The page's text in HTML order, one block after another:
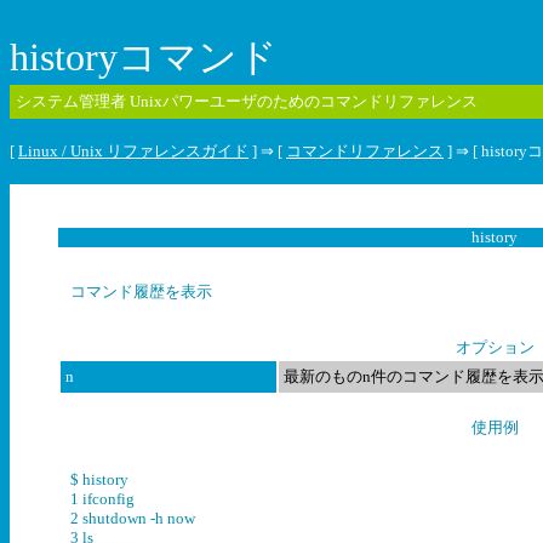
historyコマンド
システム管理者 Unixパワーユーザのためのコマンドリファレンス
[ Linux / Unix リファレンスガイド ] ⇒ [ コマンドリファレンス ] ⇒ [ history
history
コマンド履歴を表示
オプション
n
最新のものn件のコマンド履歴を表示
使用例
$ history
1 ifconfig
2 shutdown -h now
3 ls